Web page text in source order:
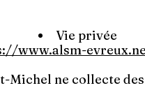
Vie privée
www.alsm-
Michel ne collecte